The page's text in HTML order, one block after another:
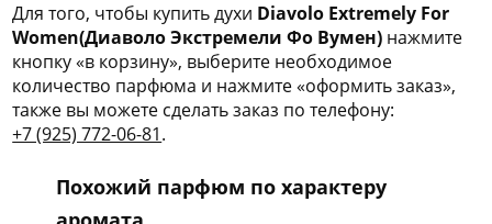
Для того, чтобы купить духи Diavolo Extremely For
Women(Диаволо Экстремели Фо Вумен) нажмите
кнопку «в корзину», выберите необходимое
количество парфюма и нажмите «оформить заказ»,
также вы можете сделать заказ по телефону:
+7 (925) 772-06-81.
Похожий парфюм по характеру